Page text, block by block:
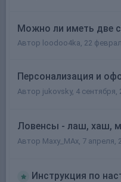
Можно ли иметь две
Автор loodoo4ka 22
Персонализация и
Автор jukovsky, 4 сентября,
Ловенсы - лаш, хаш,
Автор Maxy_MAx 7 апреля,
Инструкция по